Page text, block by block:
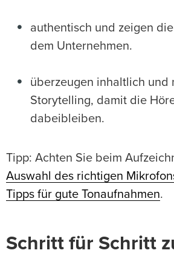
authentisch und zeigen
dem Unternehmen.
überzeugen inhaltlich und
Storytelling, damit die
dabeibleiben.
Tipp: Achten Sie beim
Auswahl des richtigen
Tipps für gute Tonaufnahmen.
Schritt für Schritt